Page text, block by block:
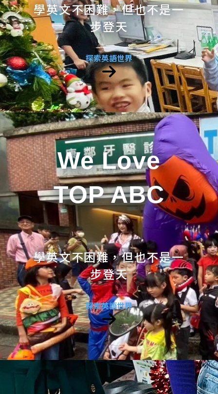
學英文不困難，但也不是一
步登天
探索英語世界
We Love
TOP ABC
學英文不困難，但也不是一
步登天
探索英語世界